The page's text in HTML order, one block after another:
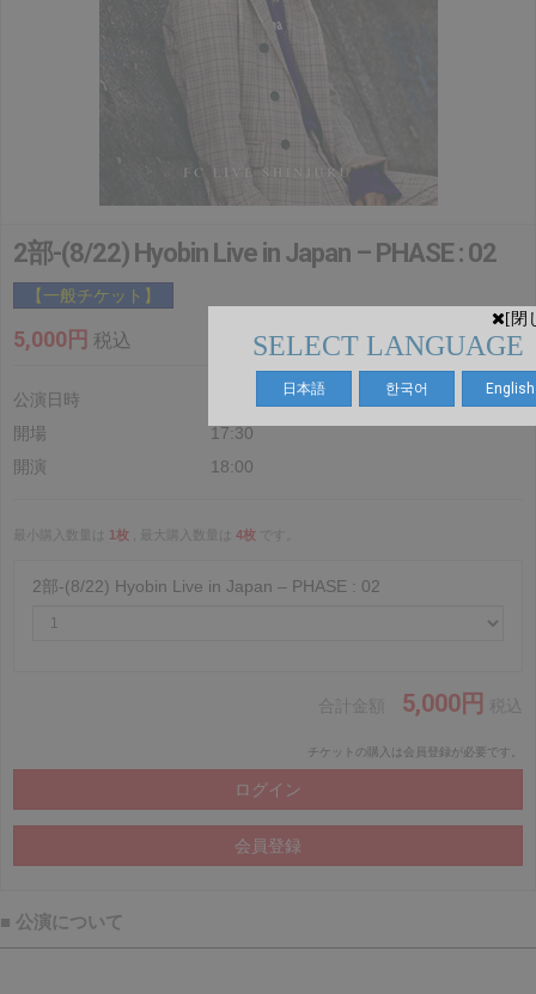
[閉
SELECT LANGUAGE
日本語 한국어 English
2部-(8/22) Hyobin Live in Japan – PHASE : 02
【一般チケット】
5,000円 税込
公演日時
2026.8.22(土)
開場
17:30
開演
18:00
最小購入数量は 1枚 , 最大購入数量は 4枚
2部-(8/22) Hyobin Live in Japan – PHASE : 02
5,000円
チケットの購入は会員登録が必要です。
■ 公演について